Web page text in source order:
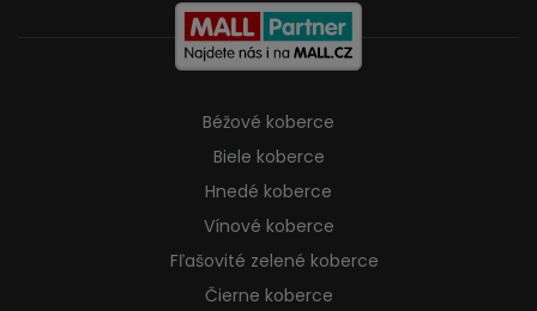
Béžové koberce
Biele koberce
Hnedé koberce
Vínové koberce
Fľašovité zelené koberce
Čierne koberce